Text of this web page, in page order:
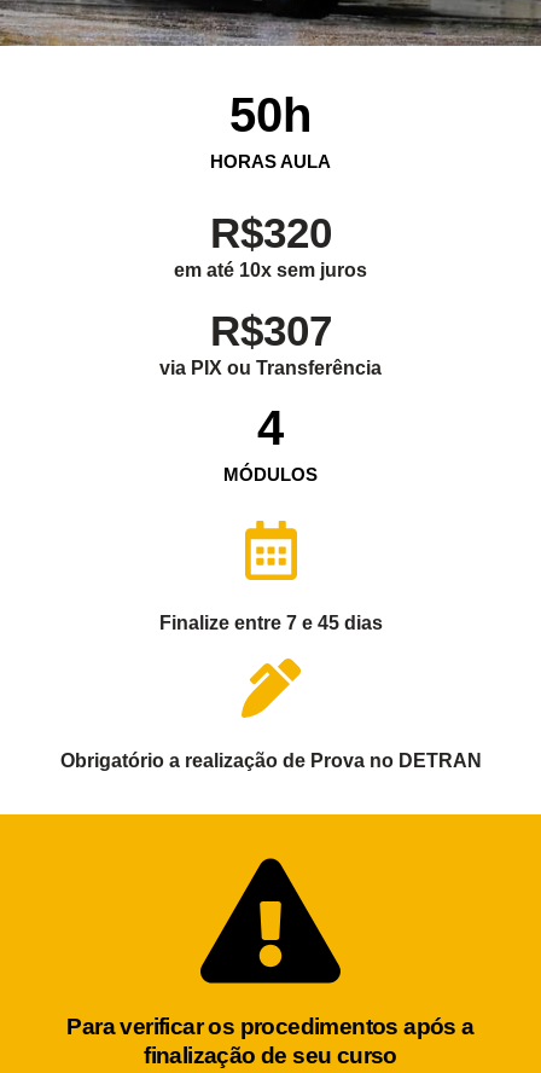
HORAS AULA
50h
R$320
em até 10x sem juros
R$307
via PIX ou Transferência
MÓDULOS
4
Finalize entre 7 e 45 dias
Obrigatório a realização de Prova no DETRAN
Para verificar os procedimentos após a
finalização de seu curso